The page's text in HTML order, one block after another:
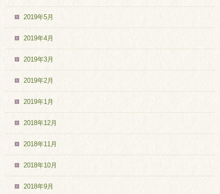
2019年5月
2019年4月
2019年3月
2019年2月
2019年1月
2018年12月
2018年11月
2018年10月
2018年9月